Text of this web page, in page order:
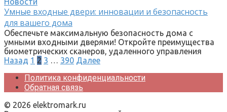
Умные входные двери: инновации и безопасность
для вашего дома
Обеспечьте максимальную безопасность дома с
умными входными дверями! Откройте преимущества
биометрических сканеров, удаленного управления
Пагинация
Назад 1 2 3 … 390 Далее
Политика конфиденциальности
Обратная связь
© 2026 elektromark.ru